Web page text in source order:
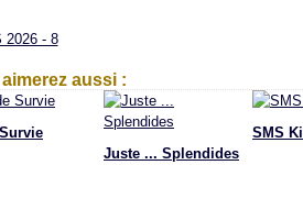
2026 - 8
aussi :
Juste ... Splendides
SMS